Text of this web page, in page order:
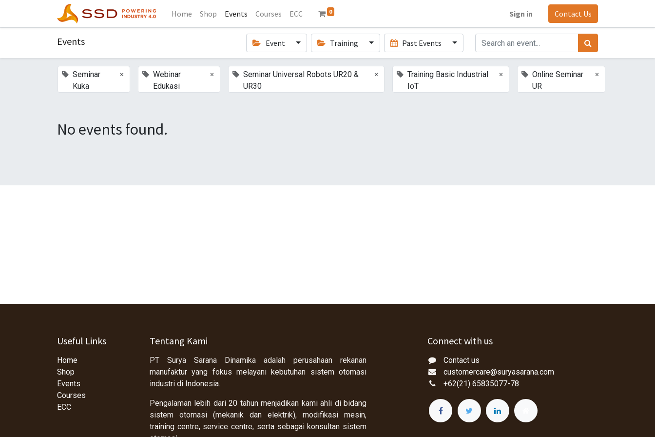
Home Shop Events Courses ECC 0 Sign in Contact Us
Events Event Training Past Events
Seminar
Kuka
×
Webinar
Edukasi
×
Seminar Universal Robots UR20 &
UR30
×
Training Basic Industrial
IoT
×
Online Seminar
UR
×
No events found.
Useful Links
Home
Shop
Events
Courses
ECC
Tentang Kami
PT Surya Sarana Dinamika adalah perusahaan rekanan
manufaktur yang fokus melayani kebutuhan sistem otomasi
industri di Indonesia.
Pengalaman lebih dari 20 tahun menjadikan kami ahli di bidang
sistem otomasi (mekanik dan elektrik), modifikasi mesin,
training centre, service centre, serta sebagai konsultan sistem
Connect with us
Contact us
customercare@suryasarana.com
+62(21) 65835077-78